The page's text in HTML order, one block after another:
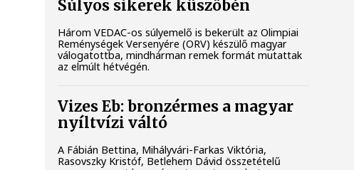
Súlyos sikerek küszöbén
Három VEDAC-os súlyemelő is bekerült az Olimpiai
Reménységek Versenyére (ORV) készülő magyar
válogatottba, mindhárman remek formát mutattak
az elmúlt hétvégén.
Vizes Eb: bronzérmes a magyar
nyíltvízi váltó
A Fábián Bettina, Mihályvári-Farkas Viktória,
Rasovszky Kristóf, Betlehem Dávid összetételű